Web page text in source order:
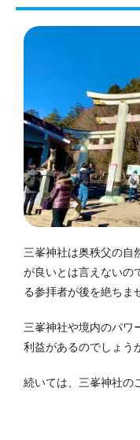
三峯神社は奥秩父の自
が良いとは言えないの
る参拝者が後を絶ちま
三峯神社や境内のパワ
利益があるのでしょう
続いては、三峯神社の